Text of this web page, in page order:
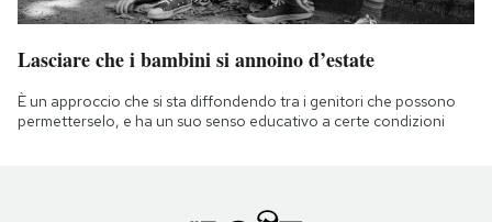
Lasciare che i bambini si annoino d’estate
È un approccio che si sta diffondendo tra i genitori che possono
permetterselo, e ha un suo senso educativo a certe condizioni